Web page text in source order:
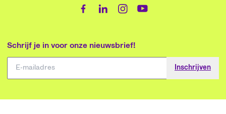
Schrijf je in voor onze nieuwsbrief!